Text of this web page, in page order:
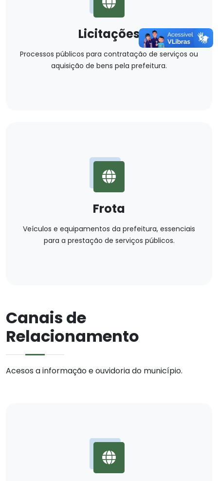
Licitações
Processos públicos para contratação de serviços ou
aquisição de bens pela prefeitura.
Frota
Veículos e equipamentos da prefeitura, essenciais
para a prestação de serviços públicos.
Canais de
Relacionamento
Acesos a informação e ouvidoria do município.